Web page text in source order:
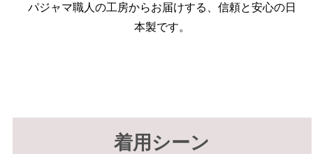
パジャマ職人の工房からお届けする、信頼と安心の日
本製です。
着用シーン